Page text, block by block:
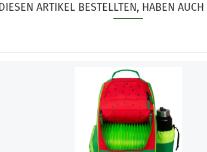
ARTIKEL BESTELLTEN, HABEN